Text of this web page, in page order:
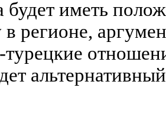
будет иметь
в регионе,
турецкие